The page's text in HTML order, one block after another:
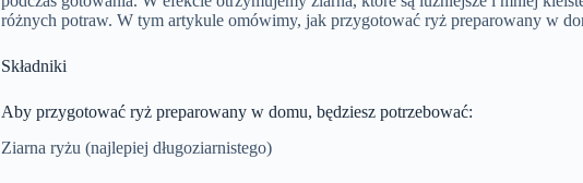
różnych potraw. W tym artykule omówimy, jak przygotować ryż preparowany w
Składniki
Aby przygotować ryż preparowany w domu, będziesz potrzebować:
Ziarna ryżu (najlepiej długoziarnistego)